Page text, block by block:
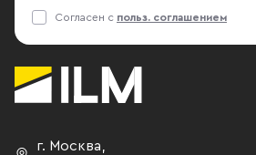
Согласен с польз. соглашением
г. Москва,